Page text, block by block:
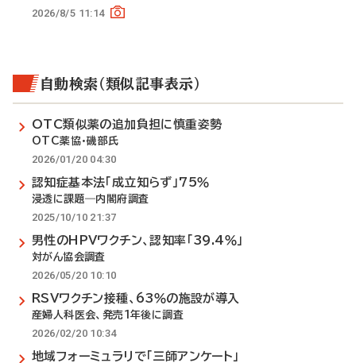
2026/8/5 11:14
自動検索（類似記事表示）
OTC類似薬の追加負担に慎重姿勢
OTC薬協・磯部氏
2026/01/20 04:30
認知症基本法「成立知らず」75％
浸透に課題―内閣府調査
2025/10/10 21:37
男性のHPVワクチン、認知率「39.4％」
対がん協会調査
2026/05/20 10:10
RSVワクチン接種、63％の施設が導入
産婦人科医会、発売1年後に調査
2026/02/20 10:34
地域フォーミュラリで「三師アンケート」